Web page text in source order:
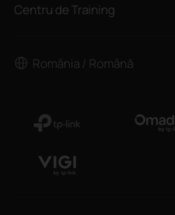
Centru de Training
România / Română